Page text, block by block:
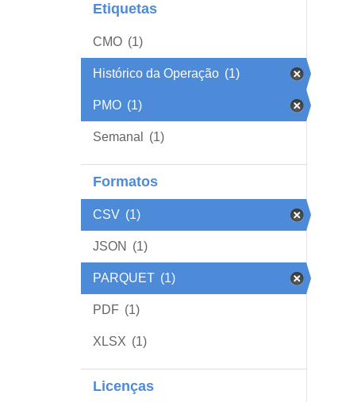
Etiquetas
CMO (1)
Histórico da Operação (1)
PMO (1)
Semanal (1)
Formatos
CSV (1)
JSON (1)
PARQUET (1)
PDF (1)
XLSX (1)
Licenças